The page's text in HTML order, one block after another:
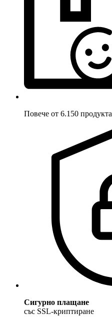
Повече от 6.150 продукта
Сигурно плащане
със SSL-криптиране